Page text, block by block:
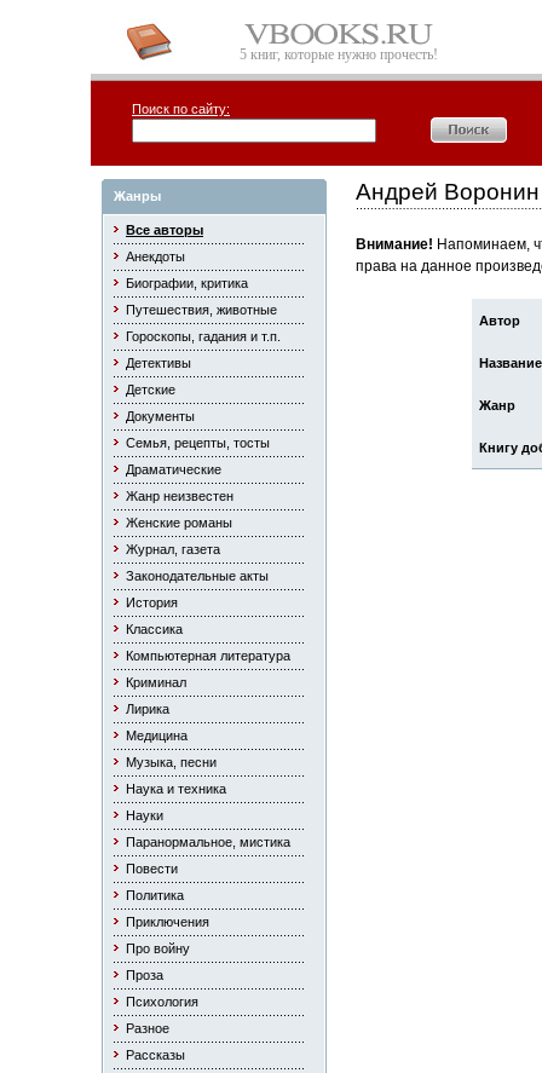
5 книг, которые нужно прочесть!
Поиск по сайту:
Жанры
Все авторы
Анекдоты
Биографии, критика
Путешествия, животные
Гороскопы, гадания и т.п.
Детективы
Детские
Документы
Семья, рецепты, тосты
Драматические
Жанр неизвестен
Женские романы
Журнал, газета
Законодательные акты
История
Классика
Компьютерная литература
Криминал
Лирика
Медицина
Музыка, песни
Наука и техника
Науки
Паранормальное, мистика
Повести
Политика
Приключения
Про войну
Проза
Психология
Разное
Рассказы
Андрей
Внимание! Напоминаем,
права на данное
Автор
Название
Жанр
Книгу